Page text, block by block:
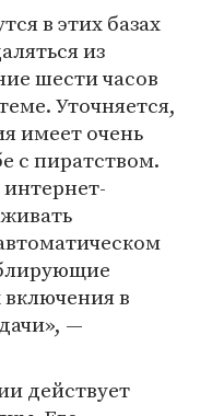
в этих базах
из
шести часов
Уточняется,
имеет очень
с пиратством.
включения в
—
действует